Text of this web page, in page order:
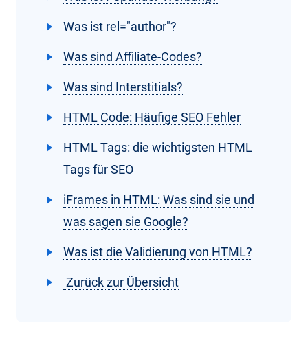
Was ist rel="author"?
Was sind Affiliate-Codes?
Was sind Interstitials?
HTML Code: Häufige SEO Fehler
HTML Tags: die wichtigsten HTML
Tags für SEO
iFrames in HTML: Was sind sie und
was sagen sie Google?
Was ist die Validierung von HTML?
Zurück zur Übersicht